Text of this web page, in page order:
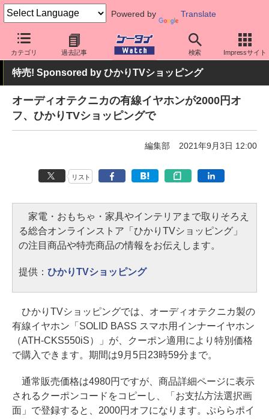
Powered by Translate
カテゴリ 過去記事 検索 Impressサイト
ケータイ Watch 周辺機器/アクセサリー オーディオ
特売! Sponsored by ひかりTVショッピング
オーディオテクニカの有線イヤホンが2000円オ
フ、ひかりTVショッピングで
編集部 2021年9月3日 12:00
リスト
家電・おもちゃ・家具やインテリアまで取りそろえ
る総合オンラインストア「ひかりTVショッピング」
の注目商品や特売商品の情報をお伝えします。
提供： ひかりTVショッピング
ひかりTVショッピングでは、オーディオテクニカ製の
有線イヤホン「SOLID BASS スマホ用インナーイヤホン
（ATH-CKS550iS）」が、クーポン適用により特別価格
で購入できます。期間は9月5日23時59分まで。
通常販売価格は4980円ですが、商品詳細ページに表示
されるクーポンコードをコピーし、「お支払方法選択画
面」で登録すると、2000円オフになります。ぷららポイ